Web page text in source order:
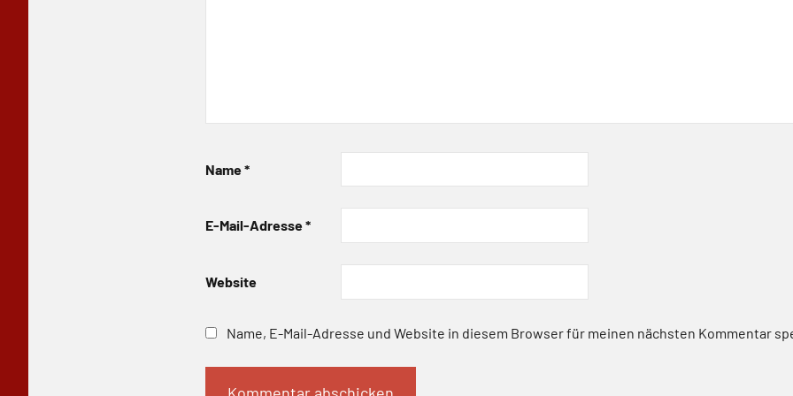
Name*
E-Mail-Adresse*
Website
Name, E-Mail-Adresse und Website in diesem Browser für meinen nächsten Kommentar